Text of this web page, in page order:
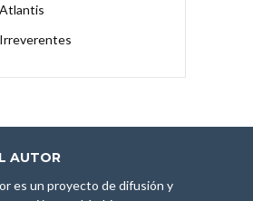
AUTOR
es un proyecto de difusión y